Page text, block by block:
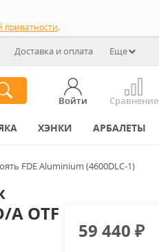
приватности.
Доставка и оплата Еще
Войти Сравнение
ХЭНКИ АРБАЛЕТЫ
FDE Aluminium (4600DLC-1)
A OTF
59 440₽